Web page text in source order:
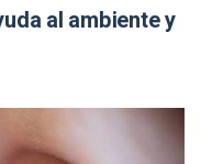
al ambiente y